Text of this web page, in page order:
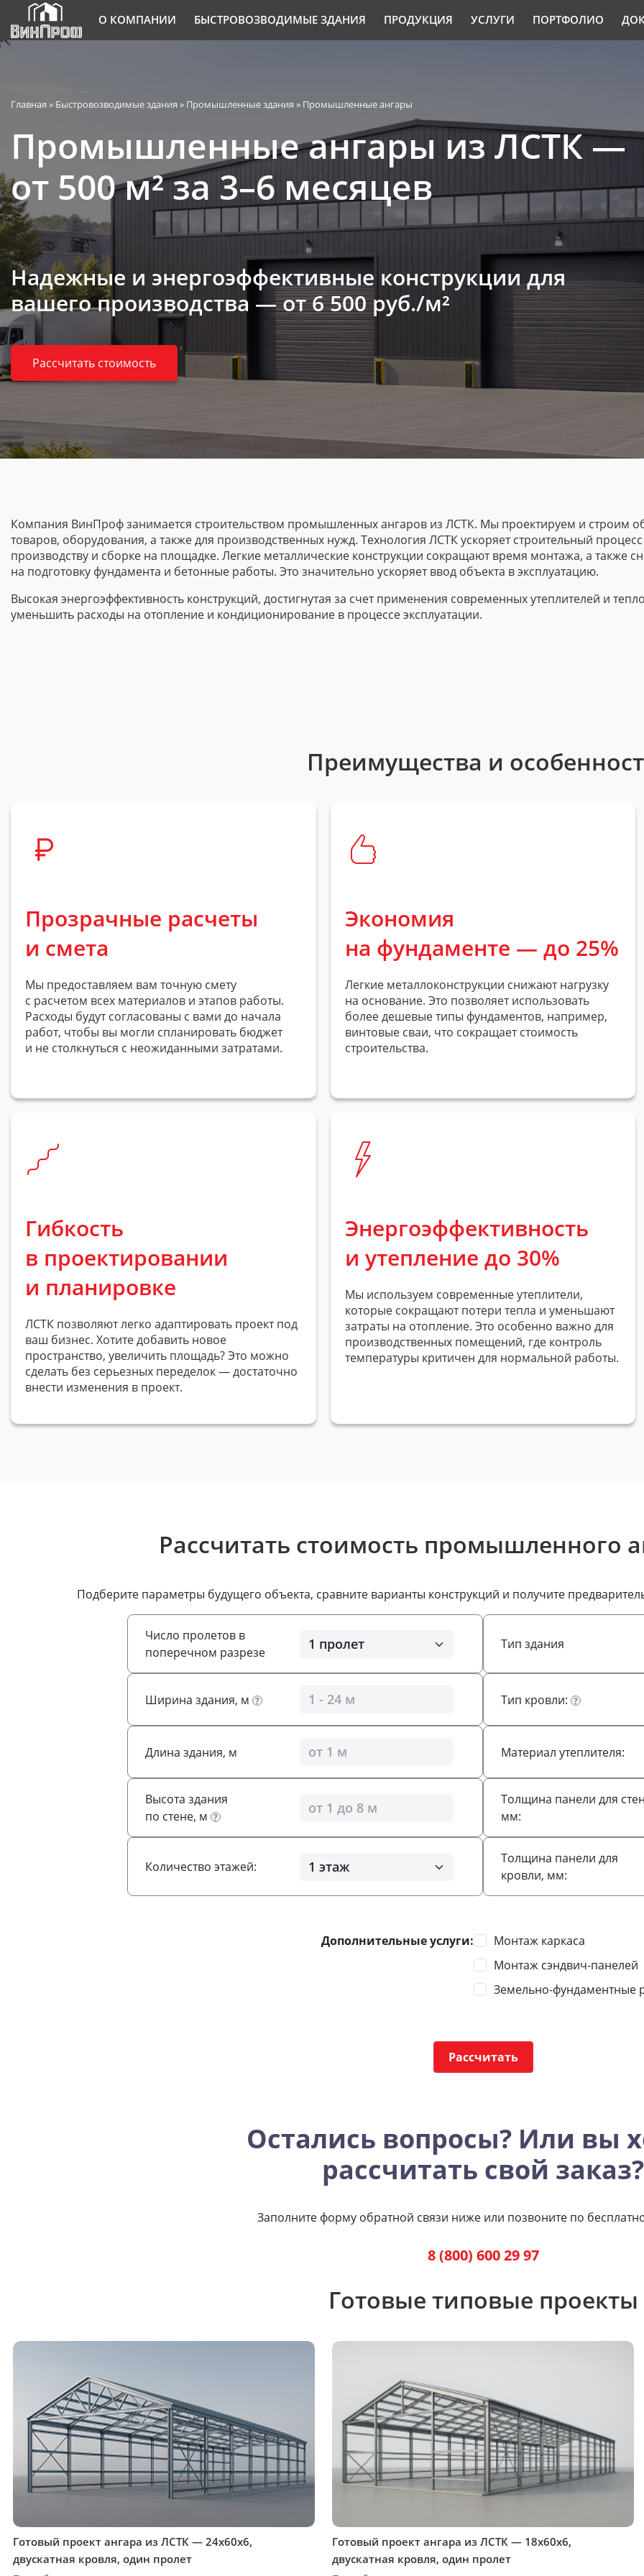
О КОМПАНИИ БЫСТРОВОЗВОДИМЫЕ ЗДАНИЯ ПРОДУКЦИЯ УСЛУГИ ПОРТФОЛИО
Главная » Быстровозводимые здания » Промышленные здания » Промышленные ангары
Промышленные ангары из ЛСТК —
от 500 м² за 3–6 месяцев
Надежные и энергоэффективные конструкции для
вашего производства —от 6 500 руб./м²
Рассчитать стоимость
Компания ВинПроф занимается строительством промышленных ангаров из ЛСТК. Мы проектируем и строим
товаров, оборудования, а также для производственных нужд. Технология ЛСТК ускоряет строительный
производству и сборке на площадке. Легкие металлические конструкции сокращают время монтажа, а также
на подготовку фундамента и бетонные работы. Это значительно ускоряет ввод объекта в эксплуатацию.
Высокая энергоэффективность конструкций, достигнутая за счет применения современных утеплителей и
уменьшить расходы на отопление и кондиционирование в процессе эксплуатации.
Преимущества и
Прозрачные расчеты
и смета
Мы предоставляем вам точную смету
с расчетом всех материалов и этапов работы.
Расходы будут согласованы с вами до начала
работ, чтобы вы могли спланировать бюджет
и не столкнуться с неожиданными затратами.
Экономия
на фундаменте — до 25%
Легкие металлоконструкции снижают нагрузку
на основание. Это позволяет использовать
более дешевые типы фундаментов, например,
винтовые сваи, что сокращает стоимость
строительства.
Гибкость
в проектировании
и планировке
ЛСТК позволяют легко адаптировать проект под
ваш бизнес. Хотите добавить новое
пространство, увеличить площадь? Это можно
сделать без серьезных переделок — достаточно
внести изменения в проект.
Энергоэффективность
и утепление до 30%
Мы используем современные утеплители,
которые сокращают потери тепла и уменьшают
затраты на отопление. Это особенно важно для
производственных помещений, где контроль
температуры критичен для нормальной работы.
Рассчитать стоимость промышленного
Подберите параметры будущего объекта, сравните варианты конструкций и получите
Число пролетов в
поперечном разрезе
Тип здания
Ширина здания, м ? Тип кровли: ?
Длина здания, м Материал утеплителя:
Высота здания
по стене, м ?
Толщина панели для
мм:
Количество этажей:
Толщина панели для
кровли, мм:
Дополнительные услуги:
Монтаж каркаса
Монтаж сэндвич-панелей
Земельно-фундаментные
Рассчитать
Остались вопросы? Или вы
рассчитать свой заказ?
Заполните форму обратной связи ниже или позвоните по
8 (800) 600 29 97
Готовые типовые проекты
Готовый проект ангара из ЛСТК — 24х60х6,
двускатная кровля, один пролет
Готовый проект ангара из ЛСТК — 18х60х6,
двускатная кровля, один пролет